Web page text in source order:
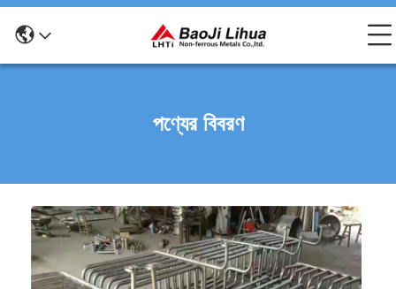
পণ্যের বিবরণ